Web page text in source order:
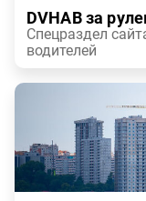
DVHAB за
Спецраздел
водителей